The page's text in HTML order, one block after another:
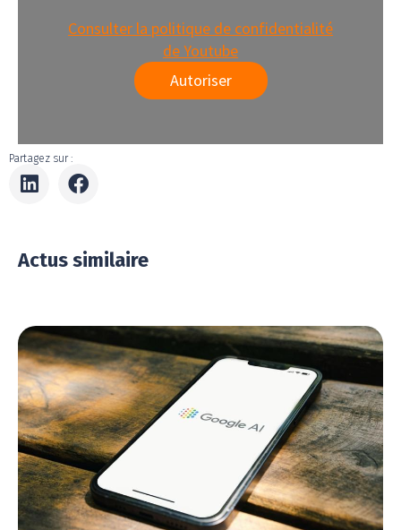
Consulter la politique de confidentialité
de Youtube
Autoriser
Partagez sur :
Actus similaire